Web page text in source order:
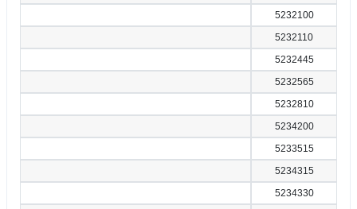
5232100
5232110
5232445
5232565
5232810
5234200
5233515
5234315
5234330